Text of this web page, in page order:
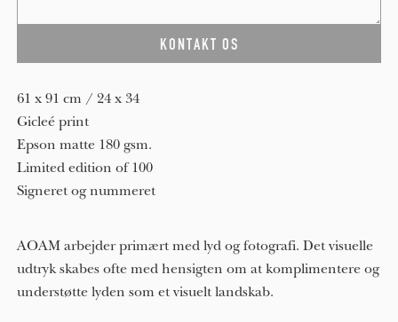
61 x 91 cm / 24 x 34
Gicleé print
Epson matte 180 gsm.
Limited edition of 100
Signeret og nummeret
AOAM arbejder primært med lyd og fotografi. Det visuelle
udtryk skabes ofte med hensigten om at komplimentere og
understøtte lyden som et visuelt landskab.